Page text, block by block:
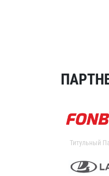
Титульный